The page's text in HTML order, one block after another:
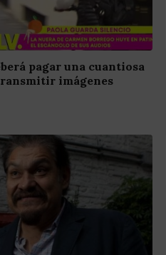
pagar una cuantiosa
imágenes